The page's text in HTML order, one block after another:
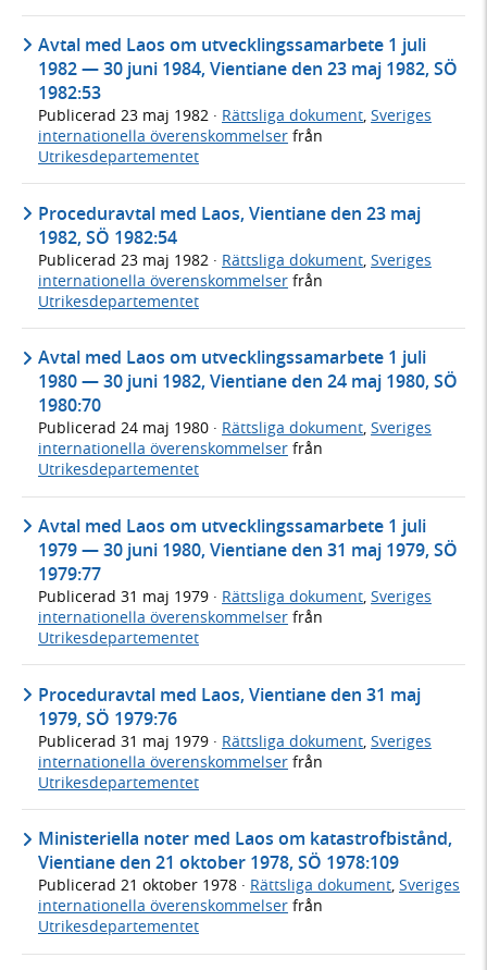
Avtal med Laos om utvecklingssamarbete 1 juli
1982 — 30 juni 1984, Vientiane den 23 maj 1982, SÖ
1982:53
Publicerad 23 maj 1982 · Rättsliga dokument, Sveriges
internationella överenskommelser från
Utrikesdepartementet
Proceduravtal med Laos, Vientiane den 23 maj
1982, SÖ 1982:54
Publicerad 23 maj 1982 · Rättsliga dokument Sveriges
internationella överenskommelser från
Utrikesdepartementet
Avtal med Laos om utvecklingssamarbete 1 juli
1980 — 30 juni 1982, Vientiane den 24 maj 1980, SÖ
1980:70
Publicerad 24 maj 1980 · Rättsliga dokument, Sveriges
internationella överenskommelser från
Utrikesdepartementet
Avtal med Laos om utvecklingssamarbete 1 juli
1979 — 30 juni 1980, Vientiane den 31 maj 1979, SÖ
1979:77
Publicerad 31 maj 1979 · Rättsliga dokument, Sveriges
internationella överenskommelser från
Utrikesdepartementet
Proceduravtal med Laos, Vientiane den 31 maj
1979, SÖ 1979:76
Publicerad 31 maj 1979 · Rättsliga dokument Sveriges
internationella överenskommelser från
Utrikesdepartementet
Ministeriella noter med Laos om katastrofbistånd,
Vientiane den 21 oktober 1978, SÖ 1978:109
Publicerad 21 oktober 1978 · Rättsliga dokument, Sveriges
internationella överenskommelser från
Utrikesdepartementet